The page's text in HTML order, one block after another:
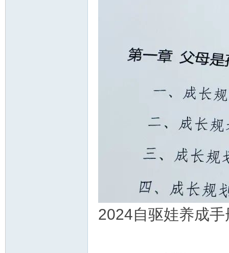
2024自驱娃养成